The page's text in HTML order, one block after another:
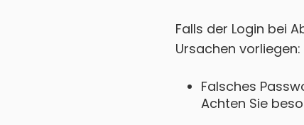
Falls der Login bei
Ursachen vorliegen:
Falsches
Achten Sie